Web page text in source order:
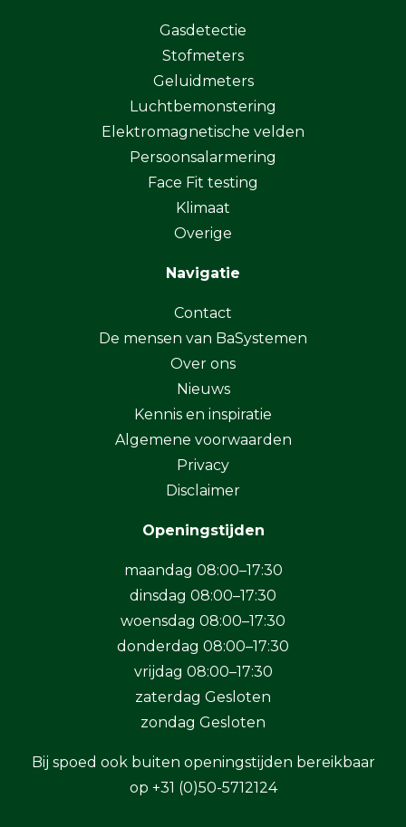
Gasdetectie
Stofmeters
Geluidmeters
Luchtbemonstering
Elektromagnetische velden
Persoonsalarmering
Face Fit testing
Klimaat
Overige
Navigatie
Contact
De mensen van BaSystemen
Over ons
Nieuws
Kennis en inspiratie
Algemene voorwaarden
Privacy
Disclaimer
Openingstijden
maandag 08:00–17:30
dinsdag 08:00–17:30
woensdag 08:00–17:30
donderdag 08:00–17:30
vrijdag 08:00–17:30
zaterdag Gesloten
zondag Gesloten
Bij spoed ook buiten openingstijden bereikbaar
op +31 (0)50-5712124